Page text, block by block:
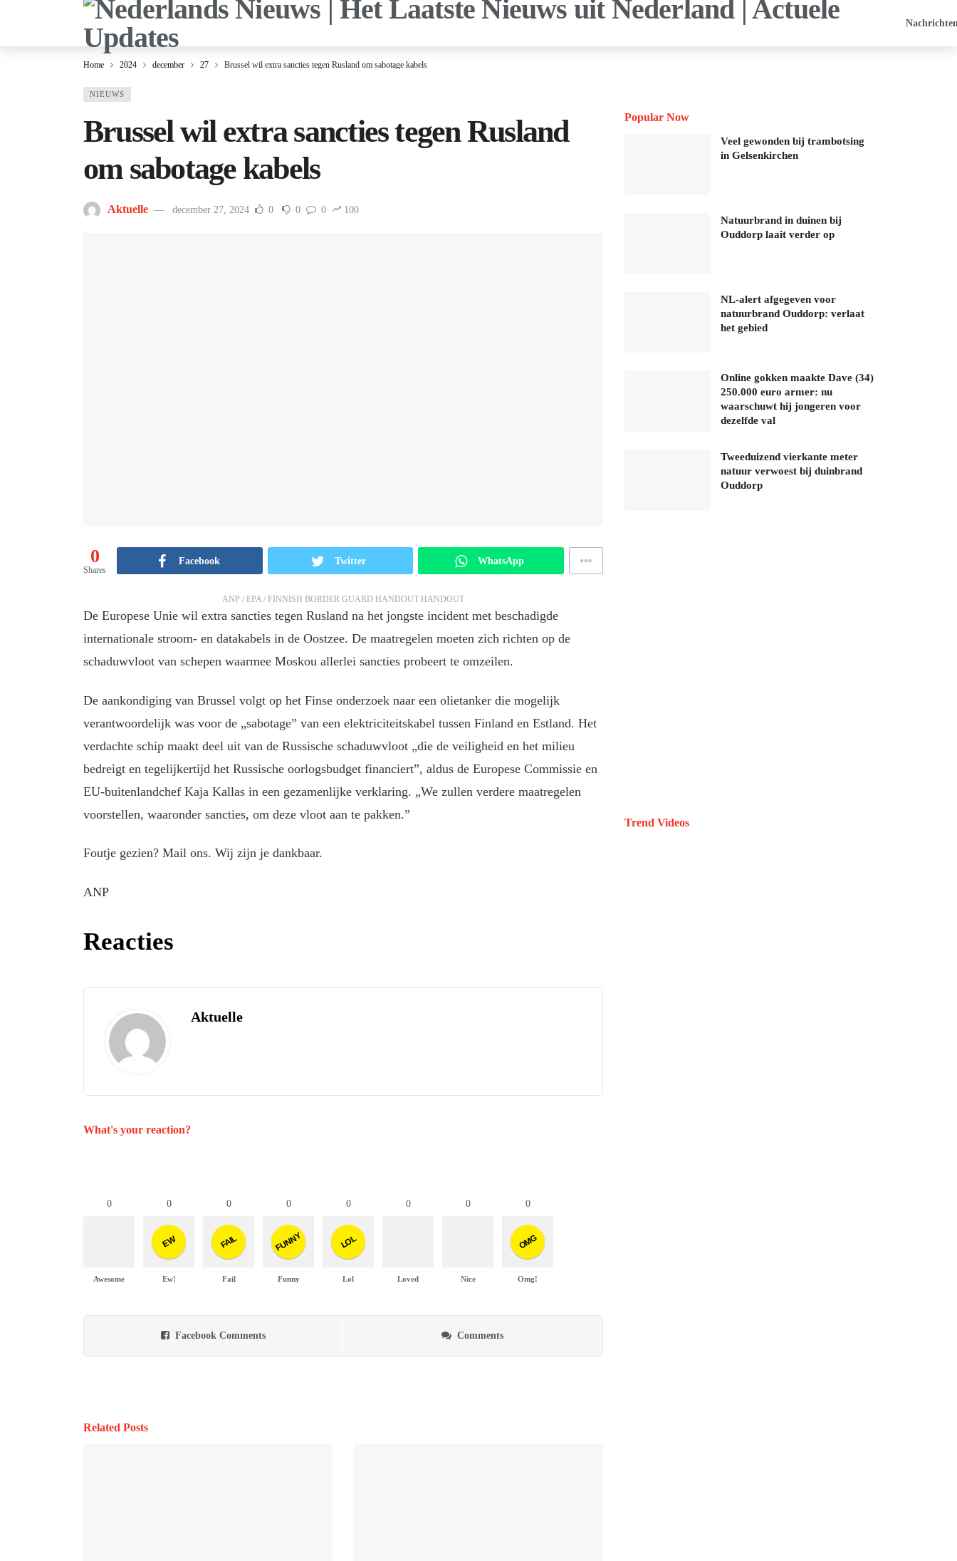
Home 2024 december 27 Brussel wil extra sancties tegen Rusland om sabotage kabels
NIEUWS
Brussel wil extra sancties tegen Rusland
om sabotage kabels
Aktuelle december 27, 2024 0 0 0 100
0
Shares
Facebook Twitter WhatsApp
ANP / EPA / FINNISH BORDER GUARD HANDOUT HANDOUT
De Europese Unie wil extra sancties tegen Rusland na het jongste incident met beschadigde
internationale stroom- en datakabels in de Oostzee. De maatregelen moeten zich richten op de
schaduwvloot van schepen waarmee Moskou allerlei sancties probeert te omzeilen.
De aankondiging van Brussel volgt op het Finse onderzoek naar een olietanker die mogelijk
verantwoordelijk was voor de „sabotage” van een elektriciteitskabel tussen Finland en Estland. Het
verdachte schip maakt deel uit van de Russische schaduwvloot „die de veiligheid en het milieu
bedreigt en tegelijkertijd het Russische oorlogsbudget financiert”, aldus de Europese Commissie en
EU-buitenlandchef Kaja Kallas in een gezamenlijke verklaring. „We zullen verdere maatregelen
voorstellen, waaronder sancties, om deze vloot aan te pakken.”
Foutje gezien? Mail ons. Wij zijn je dankbaar.
ANP
Reacties
Aktuelle
What's your reaction?
0
Awesome
0
EW
Ew!
0
FAIL
Fail
0
FUNNY
Funny
0
LOL
Lol
0
Loved
0
Nice
0
OMG
Omg!
Facebook Comments Comments
Related Posts
Popular Now
Veel gewonden bij trambotsing
in Gelsenkirchen
Natuurbrand in duinen bij
Ouddorp laait verder op
NL-alert afgegeven voor
natuurbrand Ouddorp: verlaat
het gebied
Online gokken maakte Dave (34)
250.000 euro armer: nu
waarschuwt hij jongeren voor
dezelfde val
Tweeduizend vierkante meter
natuur verwoest bij duinbrand
Ouddorp
Trend Videos